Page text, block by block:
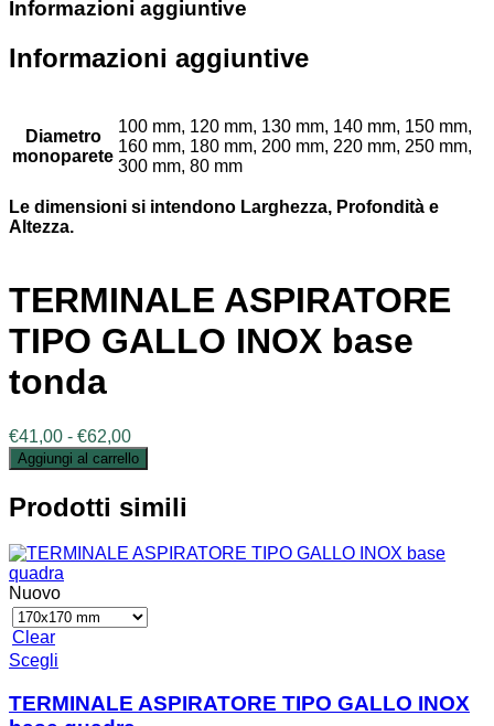
Informazioni aggiuntive
Informazioni aggiuntive
Diametro
monoparete
100 mm, 120 mm, 130 mm, 140 mm, 150 mm,
160 mm, 180 mm, 200 mm, 220 mm, 250 mm,
300 mm, 80 mm
Le dimensioni si intendono Larghezza, Profondità e
Altezza.
TERMINALE ASPIRATORE
TIPO GALLO INOX base
tonda
€41,00 - €62,00Fascia
di
prezzo:
da
€41,00
€62,00
Aggiungi al carrello
Prodotti simili
Nuovo
Clear
Scegli
ha
più
TERMINALE ASPIRATORE TIPO GALLO INOX